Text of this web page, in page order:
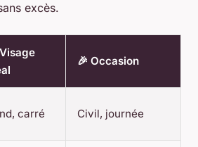
excès.
🎉 Occasion
carré Civil, journée